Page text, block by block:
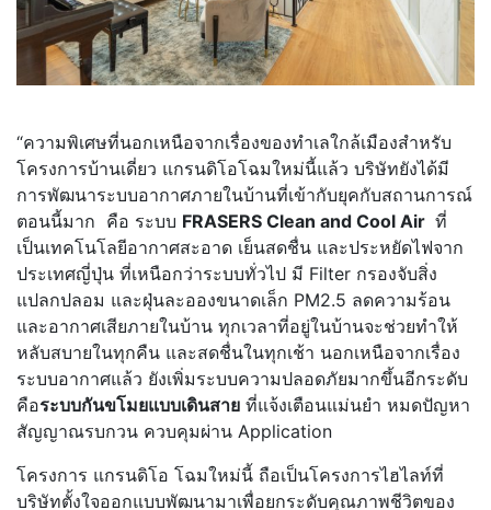
“ความพิเศษที่นอกเหนือจากเรื่องของทำเลใกล้เมืองสำหรับ
โครงการบ้านเดี่ยว แกรนดิโอโฉมใหม่นี้แล้ว บริษัทยังได้มี
การพัฒนาระบบอากาศภายในบ้านที่เข้ากับยุคกับสถานการณ์
ตอนนี้มาก คือ ระบบ FRASERS Clean and Cool Air ที่
เป็นเทคโนโลยีอากาศสะอาด เย็นสดชื่น และประหยัดไฟจาก
ประเทศญี่ปุ่น ที่เหนือกว่าระบบทั่วไป มี Filter กรองจับสิ่ง
แปลกปลอม และฝุ่นละอองขนาดเล็ก PM2.5 ลดความร้อน
และอากาศเสียภายในบ้าน ทุกเวลาที่อยู่ในบ้านจะช่วยทำให้
หลับสบายในทุกคืน และสดชื่นในทุกเช้า นอกเหนือจากเรื่อง
ระบบอากาศแล้ว ยังเพิ่มระบบความปลอดภัยมากขึ้นอีกระดับ
คือระบบกันขโมยแบบเดินสาย ที่แจ้งเตือนแม่นยำ หมดปัญหา
สัญญาณรบกวน ควบคุมผ่าน Application
โครงการ แกรนดิโอ โฉมใหม่นี้ ถือเป็นโครงการไฮไลท์ที่
บริษัทตั้งใจออกแบบพัฒนามาเพื่อยกระดับคุณภาพชีวิตของ